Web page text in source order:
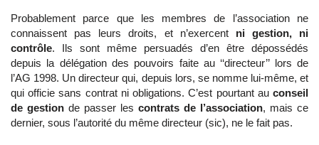
Probablement parce que les membres de l’association ne
connaissent pas leurs droits, et n’exercent ni gestion, ni
contrôle. Ils sont même persuadés d’en être dépossédés
depuis la délégation des pouvoirs faite au ‘‘directeur’’ lors de
l’AG 1998. Un directeur qui, depuis lors, se nomme lui-même, et
qui officie sans contrat ni obligations. C’est pourtant au conseil
de gestion de passer les contrats de l’association, mais ce
dernier, sous l’autorité du même directeur (sic), ne le fait pas.